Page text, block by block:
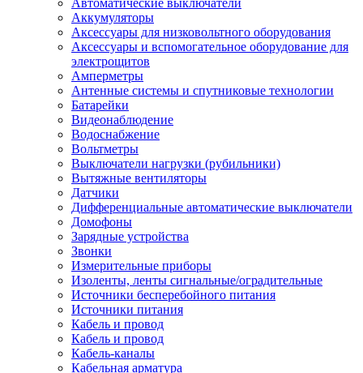
Аккумуляторы
Аксессуары для низковольтного оборудования
Аксессуары и вспомогательное оборудование для
электрощитов
Амперметры
Антенные системы и спутниковые технологии
Батарейки
Видеонаблюдение
Водоснабжение
Вольтметры
Выключатели нагрузки (рубильники)
Вытяжные вентиляторы
Датчики
Дифференциальные автоматические выключатели
Домофоны
Зарядные устройства
Звонки
Измерительные приборы
Изоленты, ленты сигнальные/оградительные
Источники бесперебойного питания
Источники питания
Кабель и провод
Кабель и провод
Кабель-каналы
Кабельная арматура